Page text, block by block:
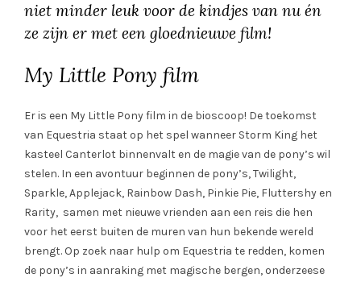
niet minder leuk voor de kindjes van nu én
ze zijn er met een gloednieuwe film!
My Little Pony film
Er is een My Little Pony film in de bioscoop! De toekomst
van Equestria staat op het spel wanneer Storm King het
kasteel Canterlot binnenvalt en de magie van de pony’s wil
stelen. In een avontuur beginnen de pony’s, Twilight,
Sparkle, Applejack, Rainbow Dash, Pinkie Pie, Fluttershy en
Rarity, samen met nieuwe vrienden aan een reis die hen
voor het eerst buiten de muren van hun bekende wereld
brengt. Op zoek naar hulp om Equestria te redden, komen
de pony’s in aanraking met magische bergen, onderzeese